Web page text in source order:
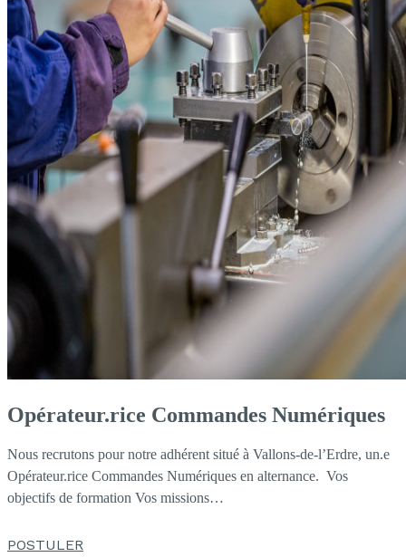
Opérateur.rice Commandes Numériques
Nous recrutons pour notre adhérent situé à Vallons-de-l’Erdre, un.e
Opérateur.rice Commandes Numériques en alternance. Vos
objectifs de formation Vos missions…
POSTULER